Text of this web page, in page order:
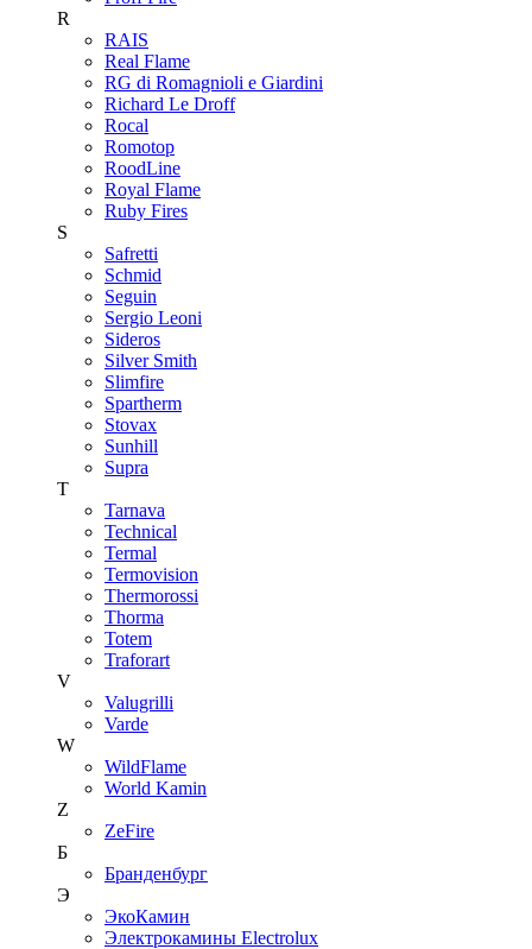
R
RAIS
Real Flame
RG di Romagnioli e Giardini
Richard Le Droff
Rocal
Romotop
RoodLine
Royal Flame
Ruby Fires
S
Safretti
Schmid
Seguin
Sergio Leoni
Sideros
Silver Smith
Slimfire
Spartherm
Stovax
Sunhill
Supra
T
Tarnava
Technical
Termal
Termovision
Thermorossi
Thorma
Totem
Traforart
V
Valugrilli
Varde
W
WildFlame
World Kamin
Z
ZeFire
Б
Бранденбург
Э
ЭкоКамин
Электрокамины Electrolux